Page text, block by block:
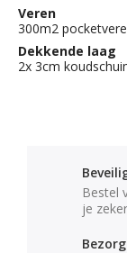
Veren
300m2
Dekkende laag
2x 3cm
Bestel
je